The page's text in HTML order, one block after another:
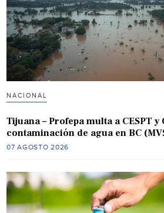
NACIONAL
Tijuana – Profepa multa a CESPT y
contaminación de agua en BC
07 AGOSTO 2026